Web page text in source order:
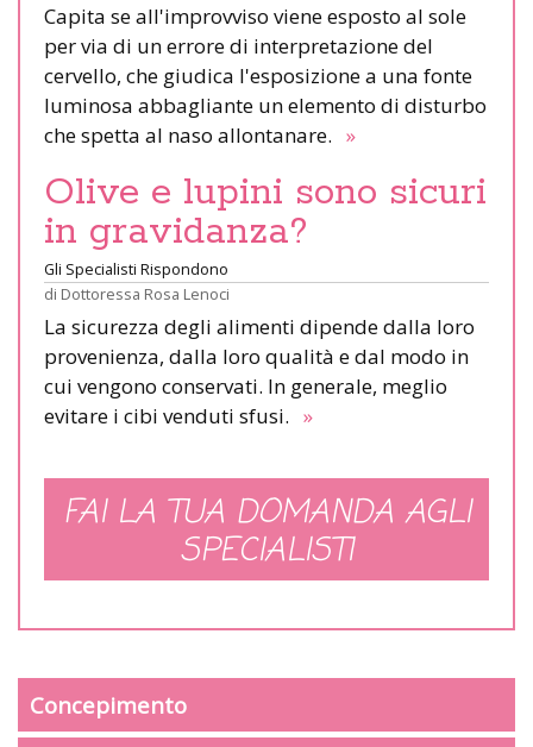
Capita se all'improvviso viene esposto al sole
per via di un errore di interpretazione del
cervello, che giudica l'esposizione a una fonte
luminosa abbagliante un elemento di disturbo
che spetta al naso allontanare. »
Olive e lupini sono sicuri
in gravidanza?
Gli Specialisti Rispondono
di Dottoressa Rosa Lenoci
La sicurezza degli alimenti dipende dalla loro
provenienza, dalla loro qualità e dal modo in
cui vengono conservati. In generale, meglio
evitare i cibi venduti sfusi. »
FAI LA TUA DOMANDA AGLI
SPECIALISTI
Concepimento